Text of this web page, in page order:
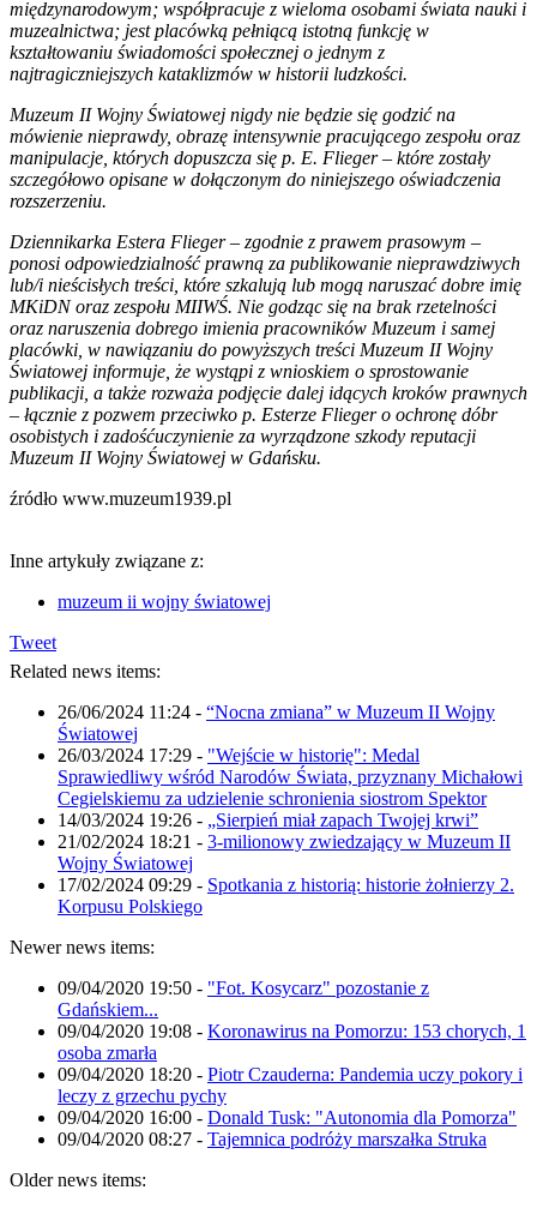
międzynarodowym; współpracuje z wieloma osobami świata nauki i
muzealnictwa; jest placówką pełniącą istotną funkcję w
kształtowaniu świadomości społecznej o jednym z
najtragiczniejszych kataklizmów w historii ludzkości.
Muzeum II Wojny Światowej nigdy nie będzie się godzić na
mówienie nieprawdy, obrazę intensywnie pracującego zespołu oraz
manipulacje, których dopuszcza się p. E. Flieger – które zostały
szczegółowo opisane w dołączonym do niniejszego oświadczenia
rozszerzeniu.
Dziennikarka Estera Flieger – zgodnie z prawem prasowym –
ponosi odpowiedzialność prawną za publikowanie nieprawdziwych
lub/i nieścisłych treści, które szkalują lub mogą naruszać dobre imię
MKiDN oraz zespołu MIIWŚ. Nie godząc się na brak rzetelności
oraz naruszenia dobrego imienia pracowników Muzeum i samej
placówki, w nawiązaniu do powyższych treści Muzeum II Wojny
Światowej informuje, że wystąpi z wnioskiem o sprostowanie
publikacji, a także rozważa podjęcie dalej idących kroków prawnych
– łącznie z pozwem przeciwko p. Esterze Flieger o ochronę dóbr
osobistych i zadośćuczynienie za wyrządzone szkody reputacji
Muzeum II Wojny Światowej w Gdańsku.
źródło www.muzeum1939.pl
Inne artykuły związane z:
muzeum ii wojny światowej
Tweet
Related news items:
26/06/2024 11:24 - “Nocna zmiana” w Muzeum II Wojny
Światowej
26/03/2024 17:29 - "Wejście w historię": Medal
Sprawiedliwy wśród Narodów Świata, przyznany Michałowi
Cegielskiemu za udzielenie schronienia siostrom Spektor
14/03/2024 19:26 - „Sierpień miał zapach Twojej krwi”
21/02/2024 18:21 - 3-milionowy zwiedzający w Muzeum II
Wojny Światowej
17/02/2024 09:29 - Spotkania z historią: historie żołnierzy 2.
Korpusu Polskiego
Newer news items:
09/04/2020 19:50 - "Fot. Kosycarz" pozostanie z
Gdańskiem...
09/04/2020 19:08 - Koronawirus na Pomorzu: 153 chorych, 1
osoba zmarła
09/04/2020 18:20 - Piotr Czauderna: Pandemia uczy pokory i
leczy z grzechu pychy
09/04/2020 16:00 - Donald Tusk: "Autonomia dla Pomorza"
09/04/2020 08:27 - Tajemnica podróży marszałka Struka
Older news items: